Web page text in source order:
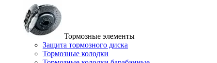
Тормозные элементы
Защита тормозного диска
Тормозные колодки